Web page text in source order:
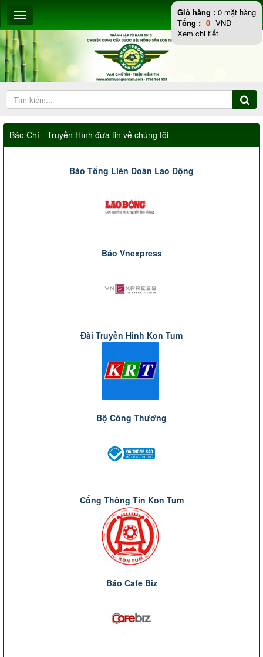
Báo Chí - Truyền Hình đưa tin về chúng tôi
Báo Tổng Liên Đoàn Lao Động
Báo Vnexpress
Đài Truyền Hình Kon Tum
Bộ Công Thương
Cổng Thông Tin Kon Tum
Báo Cafe Biz
Giỏ hàng : 0 mặt hàng
Tổng : 0 VND
Xem chi tiết